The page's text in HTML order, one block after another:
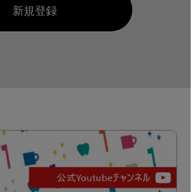
新規登録